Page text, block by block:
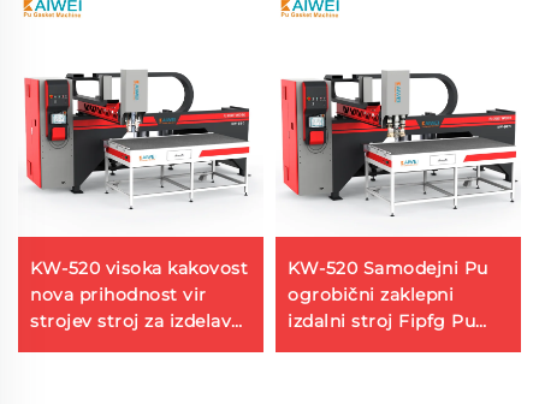
KW-520 visoka kakovost
nova prihodnost vir
strojev stroj za izdelavo
KW-520 Samodejni Pu
ogrobični zaklepni
izdalni stroj Fipfg Pu